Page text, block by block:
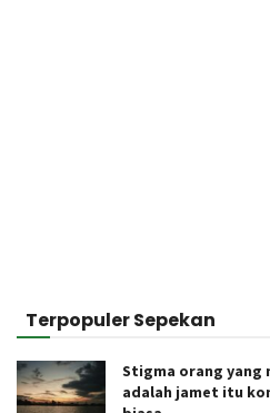
Terpopuler Sepekan
Stigma orang yang
adalah jamet itu